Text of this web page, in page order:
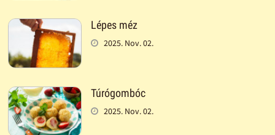
Lépes méz
2025. Nov. 02.
Túrógombóc
2025. Nov. 02.